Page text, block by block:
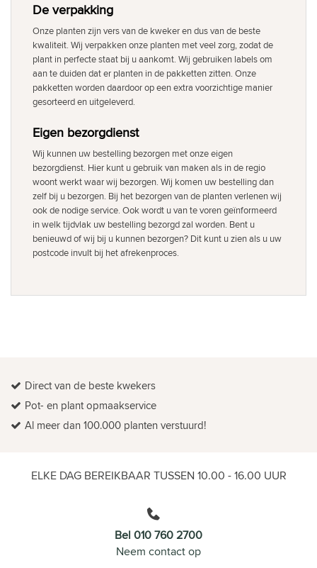
De verpakking
Onze planten zijn vers van de kweker en dus van de beste
kwaliteit. Wij verpakken onze planten met veel zorg, zodat de
plant in perfecte staat bij u aankomt. Wij gebruiken labels om
aan te duiden dat er planten in de pakketten zitten. Onze
pakketten worden daardoor op een extra voorzichtige manier
gesorteerd en uitgeleverd.
Eigen bezorgdienst
Wij kunnen uw bestelling bezorgen met onze eigen
bezorgdienst. Hier kunt u gebruik van maken als in de regio
woont werkt waar wij bezorgen. Wij komen uw bestelling dan
zelf bij u bezorgen. Bij het bezorgen van de planten verlenen wij
ook de nodige service. Ook wordt u van te voren geïnformeerd
in welk tijdvlak uw bestelling bezorgd zal worden. Bent u
benieuwd of wij bij u kunnen bezorgen? Dit kunt u zien als u uw
postcode invult bij het afrekenproces.
Direct van de beste kwekers
Pot- en plant opmaakservice
Al meer dan 100.000 planten verstuurd!
ELKE DAG BEREIKBAAR TUSSEN 10.00 - 16.00 UUR
Bel 010 760 2700
Neem contact op